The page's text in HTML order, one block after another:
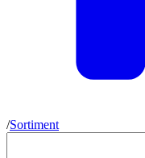
/Sortiment